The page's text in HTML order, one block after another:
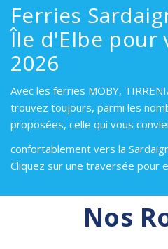
Ferries
Île d'Elbe pour
2026
Avec les ferries MOBY,
trouvez toujours, parmi les
proposées, celle qui vous
confortablement vers la
Cliquez sur une traversée pour
Nos